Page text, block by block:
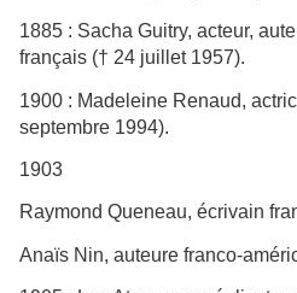
1885 : Sacha Guitry, acteur,
français († 24 juillet 1957).
1900 : Madeleine Renaud,
septembre 1994).
1903
Raymond Queneau, écrivain
Anaïs Nin, auteure franco-